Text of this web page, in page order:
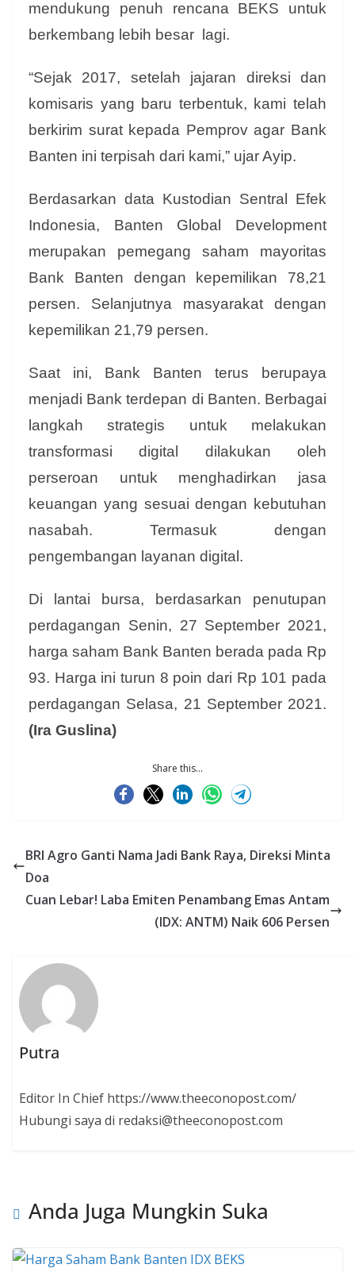
mendukung penuh rencana BEKS untuk
berkembang lebih besar lagi.
“Sejak 2017, setelah jajaran direksi dan
komisaris yang baru terbentuk, kami telah
berkirim surat kepada Pemprov agar Bank
Banten ini terpisah dari kami,” ujar Ayip.
Berdasarkan data Kustodian Sentral Efek
Indonesia, Banten Global Development
merupakan pemegang saham mayoritas
Bank Banten dengan kepemilikan 78,21
persen. Selanjutnya masyarakat dengan
kepemilikan 21,79 persen.
Saat ini, Bank Banten terus berupaya
menjadi Bank terdepan di Banten. Berbagai
langkah strategis untuk melakukan
transformasi digital dilakukan oleh
perseroan untuk menghadirkan jasa
keuangan yang sesuai dengan kebutuhan
nasabah. Termasuk dengan
pengembangan layanan digital.
Di lantai bursa, berdasarkan penutupan
perdagangan Senin, 27 September 2021,
harga saham Bank Banten berada pada Rp
93. Harga ini turun 8 poin dari Rp 101 pada
perdagangan Selasa, 21 September 2021.
(Ira Guslina)
Share this...
BRI Agro Ganti Nama Jadi Bank Raya, Direksi Minta
Doa
Cuan Lebar! Laba Emiten Penambang Emas Antam
(IDX: ANTM) Naik 606 Persen
Putra
Editor In Chief https://www.theeconopost.com/
Hubungi saya di redaksi@theeconopost.com
Anda Juga Mungkin Suka